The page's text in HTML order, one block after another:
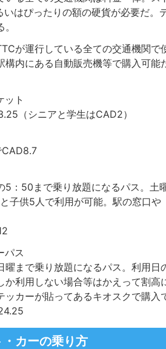
いはぴったりの額の硬貨が必要だ
が運行している全ての交通機関
構内にある自動販売機等で購入可
ト
（シニアと学生はCAD2）
CAD8.7
5：50まで乗り放題になるパス。土
子供5人で利用が可能。駅の窓口
パス
曜まで乗り放題になるパス。利用
か利用しない場合等はかえって割
ッカーが貼ってあるキオスクで購入
カーの乗り方